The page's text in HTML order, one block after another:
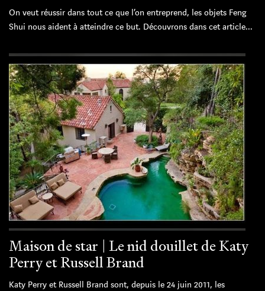
On veut réussir dans tout ce que l’on entreprend, les objets Feng
Shui nous aident à atteindre ce but. Découvrons dans cet article...
Maison de star | Le nid douillet de Katy
Perry et Russell Brand
Katy Perry et Russell Brand sont, depuis le 24 juin 2011, les